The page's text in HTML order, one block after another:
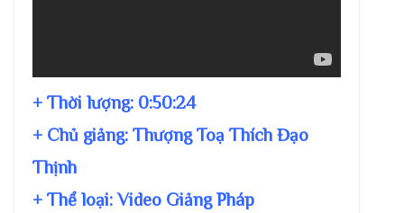
+ Thời lượng: 0:50:24
+ Chủ giảng: Thượng Toạ Thích Đạo
Thịnh
+ Thể loại: Video Giảng Pháp